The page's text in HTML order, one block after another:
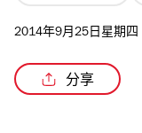
2014年9月25日星期四
分享